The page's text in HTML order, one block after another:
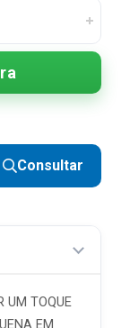
sem juros
sem juros
sem juros
sem juros
Consultar
UM TOQUE
EM